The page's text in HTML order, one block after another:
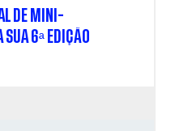
DE MINI-
SUA 6ª EDIÇÃO